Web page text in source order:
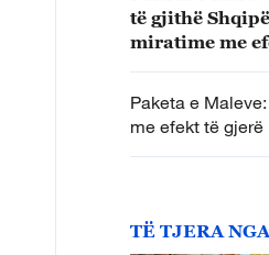
të gjithë
miratime me
Paketa e
me efekt të gjerë
TË TJERA